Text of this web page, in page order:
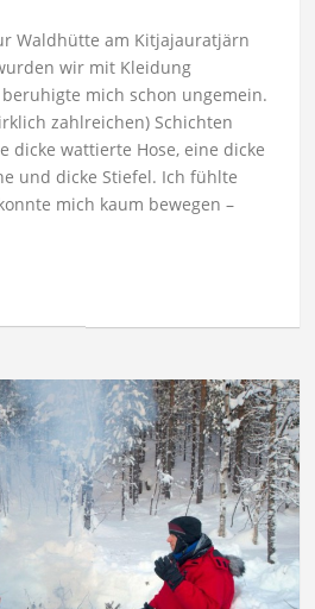
Waldhütte am Kitjajauratjärn
wir mit Kleidung
mich schon ungemein.
zahlreichen) Schichten
dicke wattierte Hose, eine dicke
und dicke Stiefel. Ich fühlte
mich kaum bewegen –